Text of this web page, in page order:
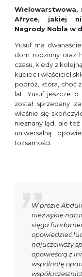
Wielowarstwowa,
Afryce, jakiej
Nagrody Nobla w
Yusuf ma
dom rodzinny oraz
czasu, kiedy z
kupiec i właściciel
podróż, która, choć
lat. Yusuf jeszcze
został sprzedany
właśnie się
nieznany ląd, ale
uniwersalną
tożsamości.
W prozie
niezwykle
sięga
opowiedzieć
najuczciwszy
opowieścią z
wspólnotę